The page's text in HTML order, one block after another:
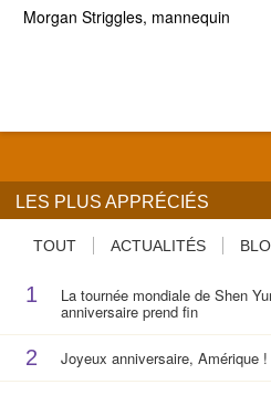
Morgan Striggles, mannequin
LES PLUS APPRÉCIÉS
TOUT ACTUALITÉS
1 La tournée mondiale de Shen
anniversaire prend fin
2 Joyeux anniversaire, Amérique !